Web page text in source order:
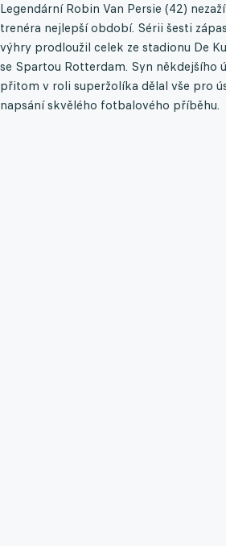
Legendární Robin Van Persie (42)
trenéra nejlepší období. Sérii šesti
výhry prodloužil celek ze stadionu De
se Spartou Rotterdam. Syn někdejšího
přitom v roli superžolíka dělal vše pro
napsání skvělého fotbalového příběhu.